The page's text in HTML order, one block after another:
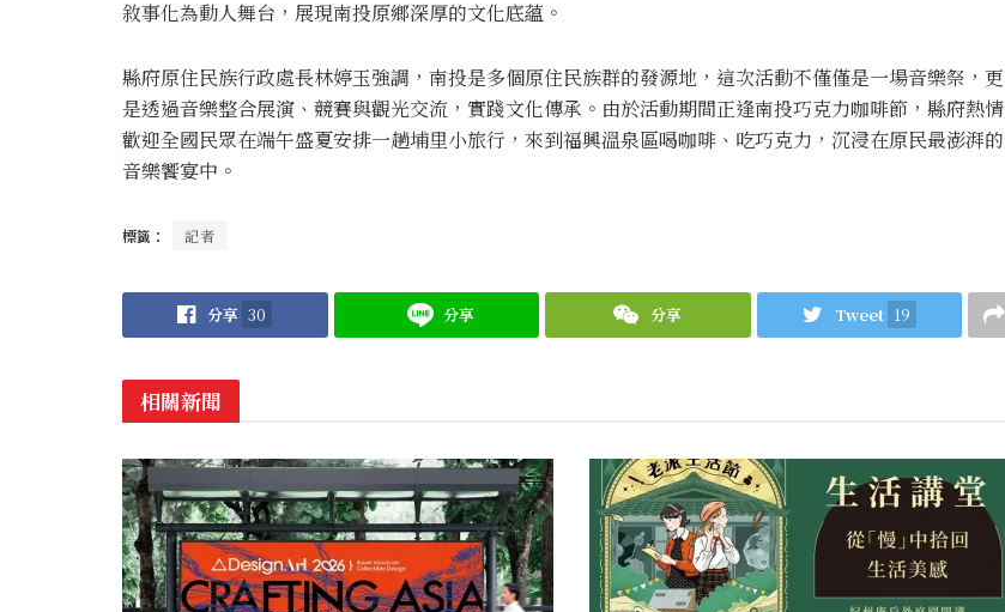
敘事化為動人舞台，展現南投原鄉深厚的文化底蘊。
縣府原住民族行政處長林婷玉強調，南投是多個原住民族群的發源地，這次活動不僅僅是一場音樂祭，更
是透過音樂整合展演、競賽與觀光交流，實踐文化傳承。由於活動期間正逢南投巧克力咖啡節，縣府熱情
歡迎全國民眾在端午盛夏安排一趟埔里小旅行，來到福興溫泉區喝咖啡、吃巧克力，沉浸在原民最澎湃的
音樂饗宴中。
標籤： 記者
分享 30 分享 分享 Tweet 19
相關新聞